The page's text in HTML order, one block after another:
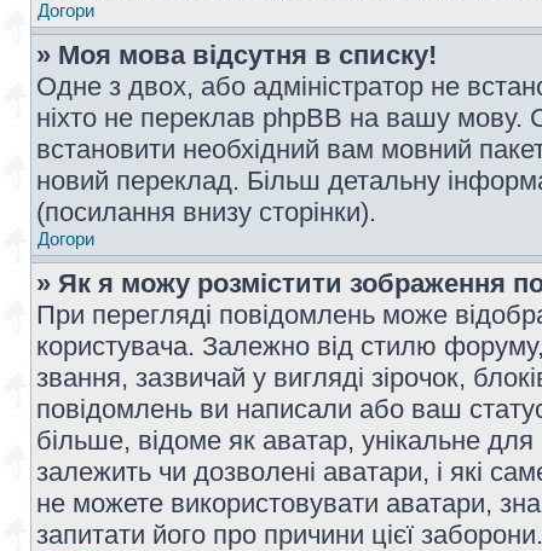
Догори
» Моя мова відсутня в списку!
Одне з двох, або адміністратор не
ніхто не переклав phpBB на вашу мову.
встановити необхідний вам мовний
новий переклад. Більш детальну
(посилання внизу сторінки).
Догори
» Як я можу розмістити зображення
При перегляді повідомлень може
користувача. Залежно від стилю
звання, зазвичай у вигляді зірочок,
повідомлень ви написали або ваш
більше, відоме як аватар, унікальне
залежить чи дозволені аватари, і які
не можете використовувати аватари,
запитати його про причини цієї заборони.